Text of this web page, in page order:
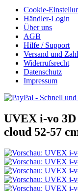
Cookie-
Händler-Login
Über uns
AGB
Hilfe / Support
Versand und
Widerrufsrecht
Datenschutz
Impressum
UVEX i-vo
cloud 52-57